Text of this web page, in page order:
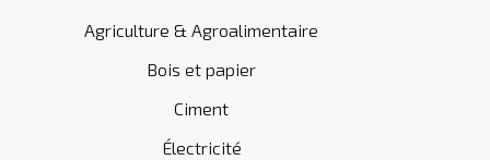
Agriculture & Agroalimentaire
Bois et papier
Ciment
Électricité